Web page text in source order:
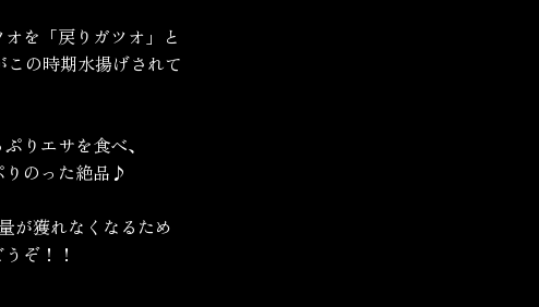
を「戻りガツオ」と
の時期水揚げされて
りエサを食べ、
りのった絶品♪
が獲れなくなるため
ぞ！！